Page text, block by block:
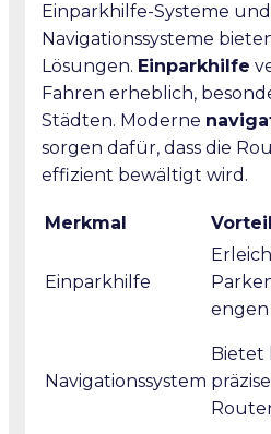
Einparkhilfe-Systeme
Navigationssysteme
Lösungen. Einparkhilfe
Fahren erheblich,
Städten. Moderne
sorgen dafür, dass die
effizient bewältigt wird.
Merkmal Vorteil
Einparkhilfe
Navigationssystem
Bietet
präzise